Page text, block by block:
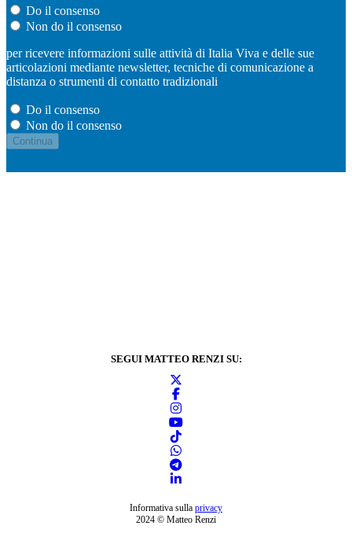
Do il consenso
Non do il consenso
per ricevere informazioni sulle attività di Italia Viva e delle sue
articolazioni mediante newsletter, tecniche di comunicazione a
distanza o strumenti di contatto tradizionali
Do il consenso
Non do il consenso
SEGUI MATTEO RENZI SU:
Informativa sulla privacy
2024 © Matteo Renzi